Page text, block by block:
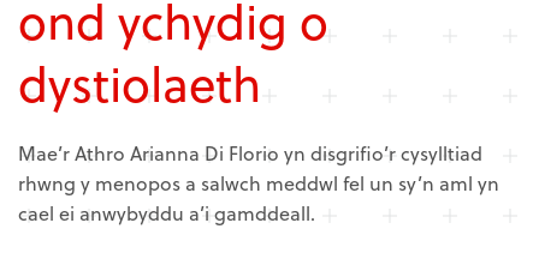
ond ychydig o
dystiolaeth
Mae’r Athro Arianna Di Florio yn disgrifio’r cysylltiad
rhwng y menopos a salwch meddwl fel un sy’n aml yn
cael ei anwybyddu a’i gamddeall.